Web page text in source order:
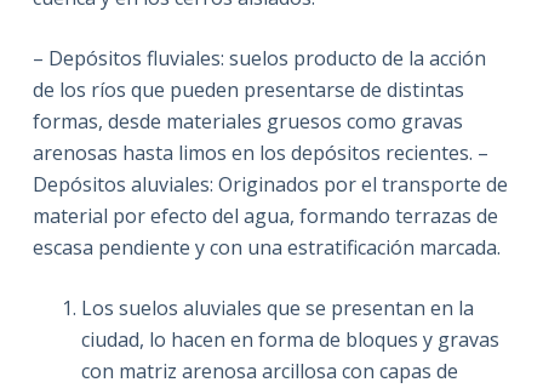
– Depósitos fluviales: suelos producto de la acción
de los ríos que pueden presentarse de distintas
formas, desde materiales gruesos como gravas
arenosas hasta limos en los depósitos recientes. –
Depósitos aluviales: Originados por el transporte de
material por efecto del agua, formando terrazas de
escasa pendiente y con una estratificación marcada.
Los suelos aluviales que se presentan en la
ciudad, lo hacen en forma de bloques y gravas
con matriz arenosa arcillosa con capas de